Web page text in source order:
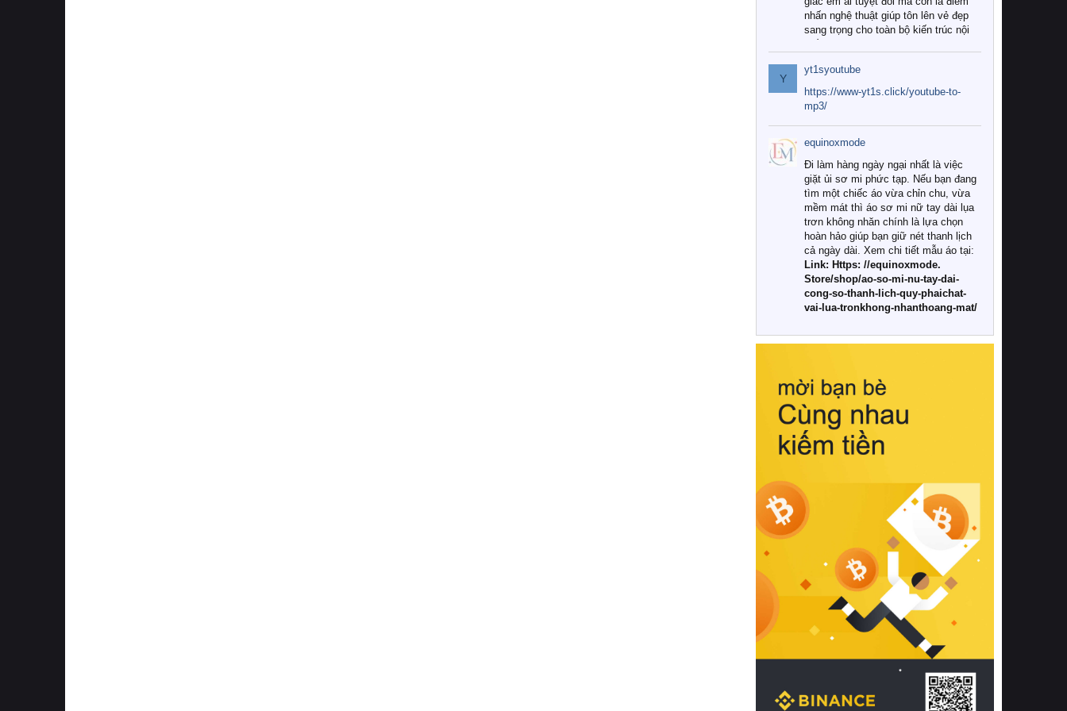
nhấn nghệ thuật giúp tôn lên vẻ đẹp
sang trọng cho toàn bộ kiến trúc nội
Tuy nhiên, giữa thị trường đa dạng
với vô vàn thương hiệu và mẫu mã
như hiện nay, làm thế nào để chọn
được những bộ chăn ga gối đệm cao
cấp thực sự chất lượng, phù hợp với
khí hậu và nhu cầu sử dụng của gia
đình? Hãy cùng chúng tôi đi tìm lời
giải đáp chi tiết qua bài viết dưới đây.
1. Tại sao các gia đình hiện đại lại ưa
chuộng chăn ga gối đệm cao cấp?
Khác với các dòng sản phẩm thông
thường, những bộ chăn ga gối đệm
cao cấp trải qua quy trình sản xuất
nghiêm ngặt từ khâu chọn lọc nguyên
liệu tự nhiên đến công nghệ dệt
nhuộm hiện đại không chứa hóa chất
này, bạn sẽ cảm nhận rõ rệt sự khác
hồi chuẩn xác của phần đệm nâng đỡ
cột sống.
Bên cạnh đó, việc lựa chọn các dòng
sản phẩm đạt chuẩn chất lượng quốc
tế còn giúp ngăn ngừa tình trạng kích
khuẩn và nấm mốc trong điều kiện
thời tiết nóng ẩm. Bạn có thể tìm hiểu
thêm các nghiên cứu khoa học về tác
động của giấc ngủ và môi trường
phòng ngủ đối với sức khỏe con
người tại Sleep Foundation (External
Link) để có cái nhìn toàn diện hơn.
2. Các tiêu chí vàng khi lựa chọn
chăn ga gối đệm cao cấp cho phòng
ngủ
Để sở hữu một bộ chăn ga gối đệm
cao cấp hoàn hảo cả về thẩm mỹ lẫn
công năng, người tiêu dùng cần cân
nhắc kỹ lưỡng các tiêu chí quan trọng
Y
yt1syoutube
https://www-yt1s.click/youtube-to-
mp3/
equinoxmode
Đi làm hàng ngày ngại nhất là việc
giặt ủi sơ mi phức tạp. Nếu bạn đang
tìm một chiếc áo vừa chỉn chu, vừa
mềm mát thì áo sơ mi nữ tay dài lụa
trơn không nhăn chính là lựa chọn
hoàn hảo giúp bạn giữ nét thanh lịch
cả ngày dài. Xem chi tiết mẫu áo tại:
Link: Https: //equinoxmode.
Store/shop/ao-so-mi-nu-tay-dai-
cong-so-thanh-lich-quy-phaichat-
vai-lua-tronkhong-nhanthoang-mat/